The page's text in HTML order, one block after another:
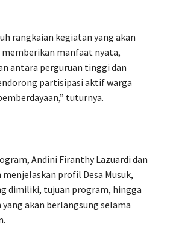
rangkaian kegiatan yang akan
manfaat nyata,
antara perguruan tinggi dan
partisipasi aktif warga
tuturnya.
Andini Firanthy Lazuardi dan
menjelaskan profil Desa Musuk,
dimiliki, tujuan program, hingga
akan berlangsung selama